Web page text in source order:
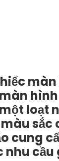
một
cung